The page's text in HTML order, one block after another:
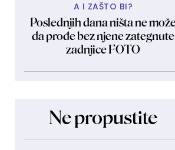
A I ZAŠTO BI?
Poslednjih dana ništa ne
da prođe bez njene zategnute
zadnjice FOTO
Ne propustite